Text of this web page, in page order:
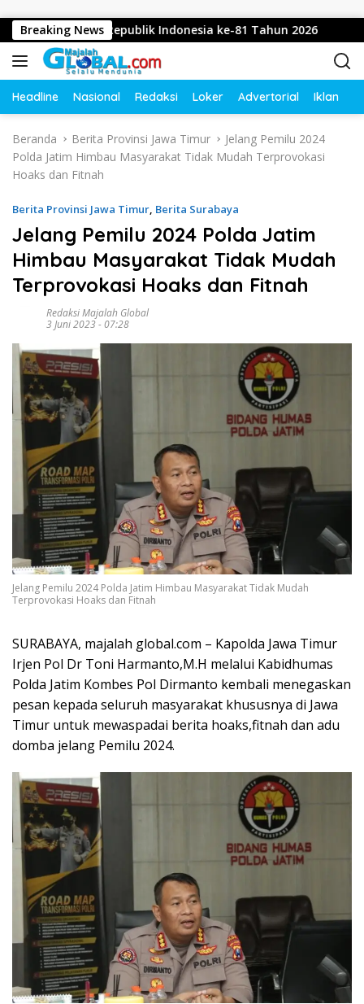
Breaking News
Republik Indonesia ke-81 Tahun 2026
Headline Nasional Redaksi Loker Advertorial Iklan
Beranda Berita Provinsi Jawa Timur
Jelang Pemilu 2024
Polda Jatim Himbau Masyarakat Tidak Mudah Terprovokasi
Hoaks dan Fitnah
Berita Provinsi Jawa Timur, Berita Surabaya
Jelang Pemilu 2024 Polda Jatim
Himbau Masyarakat Tidak Mudah
Terprovokasi Hoaks dan Fitnah
Redaksi Majalah Global
3 Juni 2023 - 07:28
Jelang Pemilu 2024 Polda Jatim Himbau Masyarakat Tidak Mudah
Terprovokasi Hoaks dan Fitnah
SURABAYA, majalah global.com – Kapolda Jawa Timur
Irjen Pol Dr Toni Harmanto,M.H melalui Kabidhumas
Polda Jatim Kombes Pol Dirmanto kembali menegaskan
pesan kepada seluruh masyarakat khususnya di Jawa
Timur untuk mewaspadai berita hoaks,fitnah dan adu
domba jelang Pemilu 2024.